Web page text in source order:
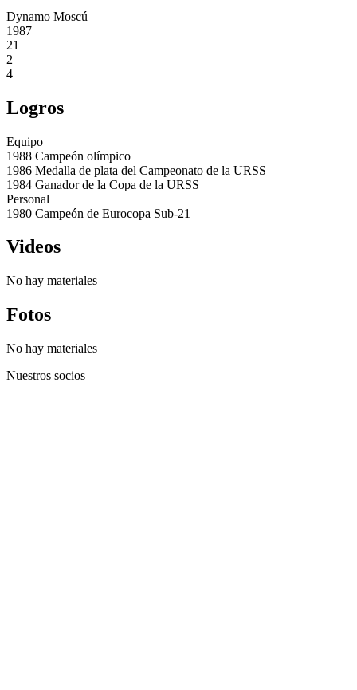
Dynamo Moscú
1987
21
2
4
Logros
Equipo
1988 Campeón olímpico
1986 Medalla de plata del Campeonato de la URSS
1984 Ganador de la Copa de la URSS
Personal
1980 Campeón de Eurocopa Sub-21
Videos
No hay materiales
Fotos
No hay materiales
Nuestros socios